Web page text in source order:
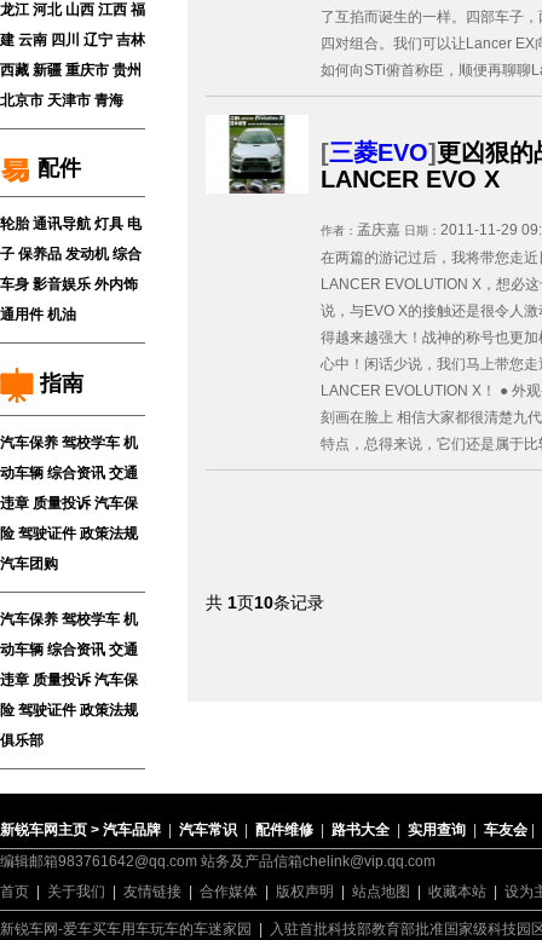
龙江 河北 山西 江西 福
建 云南 四川 辽宁 吉林
西藏 新疆 重庆市 贵州
北京市 天津市 青海
配件
轮胎 通讯导航 灯具 电
子 保养品 发动机 综合
车身 影音娱乐 外内饰
通用件 机油
指南
汽车保养 驾校学车 机
动车辆 综合资讯 交通
违章 质量投诉 汽车保
险 驾驶证件 政策法规
汽车团购
汽车保养 驾校学车 机
动车辆 综合资讯 交通
违章 质量投诉 汽车保
险 驾驶证件 政策法规
俱乐部
了互掐而诞生的一样。四部车子
四对组合。我们可以让Lancer
如何向STi俯首称臣，顺便再聊聊
[三菱EVO] 更凶狠的
LANCER EVO X
作者： 孟庆嘉 日期： 2011-11-29
在两篇的游记过后，我将带您走
LANCER EVOLUTION X，想必
说，与EVO X的接触还是很令人
得越来越强大！战神的称号也更
心中！闲话少说，我们马上带您
LANCER EVOLUTION X！ ● 外
刻画在脸上 相信大家都很清楚九
特点，总得来说，它们还是属于
共 1页10条记录
新锐车网主页 > 汽车品牌 汽车常识 配件维修 路书大全 实用查询 车友会
编辑邮箱983761642@qq.com 站务及产品信箱chelink@vip.qq.com
首页
关于我们 友情链接 合作媒体 版权声明 站点地图 收藏本站 设为
新锐车网-爱车买车用车玩车的车迷家园 入驻首批科技部教育部批准国家级科技园